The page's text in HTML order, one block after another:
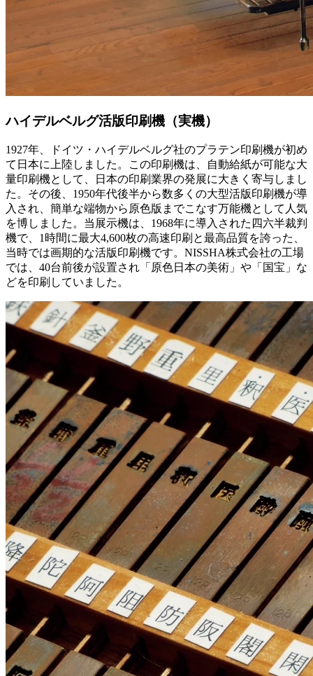
ハイデルベルグ活版印刷機（実機）
1927年、ドイツ・ハイデルベルグ社のプラテン印刷機が初め
て日本に上陸しました。この印刷機は、自動給紙が可能な大
量印刷機として、日本の印刷業界の発展に大きく寄与しまし
た。その後、1950年代後半から数多くの大型活版印刷機が導
入され、簡単な端物から原色版までこなす万能機として人気
を博しました。当展示機は、1968年に導入された四六半裁判
機で、1時間に最大4,600枚の高速印刷と最高品質を誇った、
当時では画期的な活版印刷機です。NISSHA株式会社の工場
では、40台前後が設置され「原色日本の美術」や「国宝」な
どを印刷していました。